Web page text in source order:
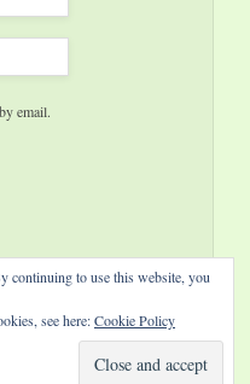
email.
continuing to use this website, you
see here:Cookie Policy